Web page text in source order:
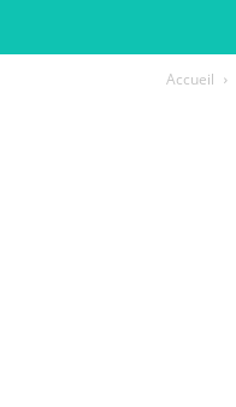
Accueil